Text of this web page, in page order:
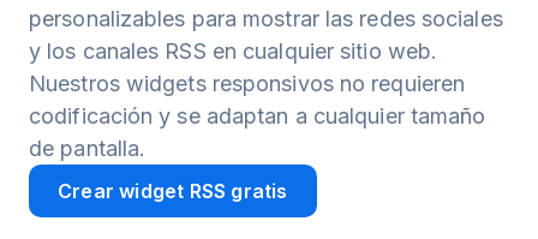
personalizables para mostrar las redes sociales
y los canales RSS en cualquier sitio web.
Nuestros widgets responsivos no requieren
codificación y se adaptan a cualquier tamaño
de pantalla.
Crear widget RSS gratis